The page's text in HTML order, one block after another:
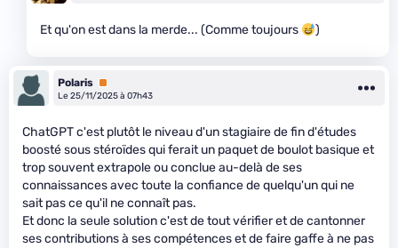
Et qu'on est dans la merde... (Comme toujours )
Polaris Premium
Le 25/11/2025 à 07h43
ChatGPT c'est plutôt le niveau d'un stagiaire de fin d'études
boosté sous stéroïdes qui ferait un paquet de boulot basique et
trop souvent extrapole ou conclue au-delà de ses
connaissances avec toute la confiance de quelqu'un qui ne
sait pas ce qu'il ne connaît pas.
Et donc la seule solution c'est de tout vérifier et de cantonner
ses contributions à ses compétences et de faire gaffe à ne pas